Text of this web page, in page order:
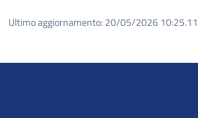
Ultimo aggiornamento: 20/05/2026 10:25.11